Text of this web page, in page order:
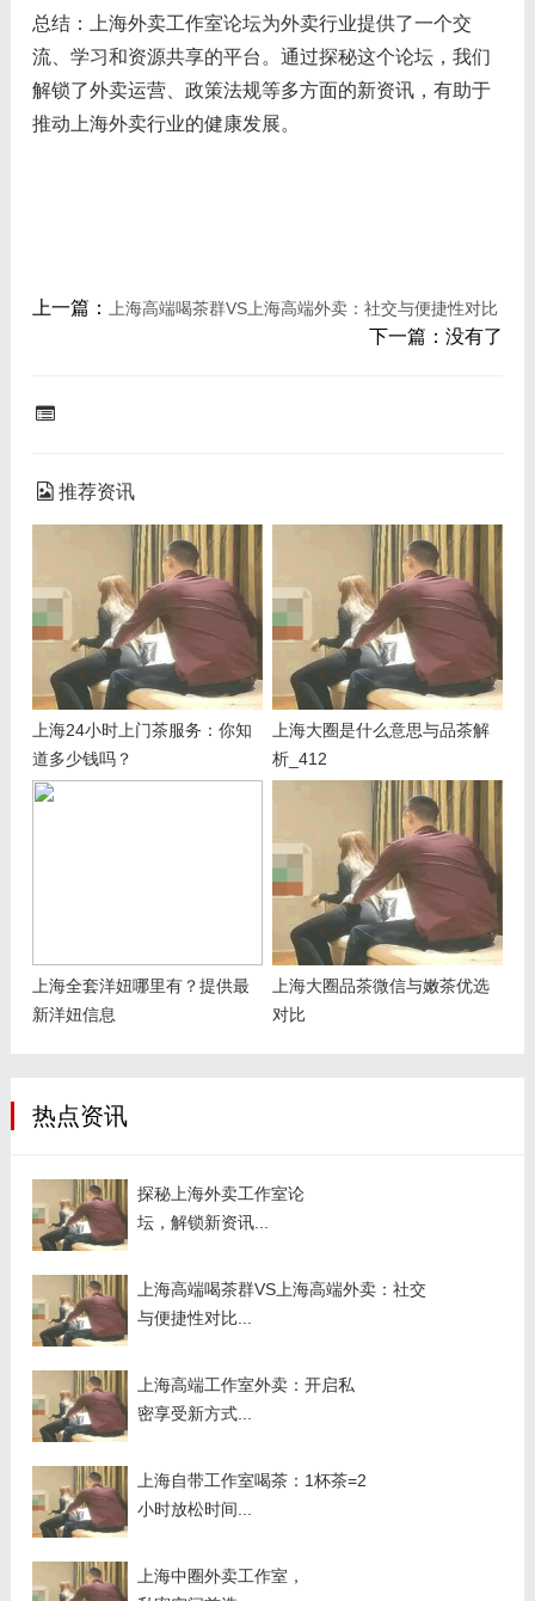
总结：上海外卖工作室论坛为外卖行业提供了一个交
流、学习和资源共享的平台。通过探秘这个论坛，我们
解锁了外卖运营、政策法规等多方面的新资讯，有助于
推动上海外卖行业的健康发展。
上一篇： 上海高端喝茶群VS上海高端外卖：社交与便捷性对比
下一篇：没有了
推荐资讯
上海24小时上门茶服务：你知
道多少钱吗？
上海大圈是什么意思与品茶解
析_412
上海全套洋妞哪里有？提供最
新洋妞信息
上海大圈品茶微信与嫩茶优选
对比
热点资讯
探秘上海外卖工作室论
坛，解锁新资讯...
上海高端喝茶群VS上海高端外卖：社交
与便捷性对比...
上海高端工作室外卖：开启私
密享受新方式...
上海自带工作室喝茶：1杯茶=2
小时放松时间...
上海中圈外卖工作室，